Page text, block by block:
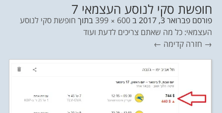
חופשת סקי לנוסע העצמאי 7
פורסם פברואר 3, 2017 ב600 × 399 בתוך חופשת סקי לנוסע
העצמאי: כל מה שאתם צריכים לדעת ועוד
→ חזרה קדימה ←